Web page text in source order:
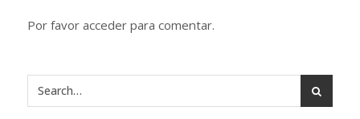
Por favor acceder para comentar.